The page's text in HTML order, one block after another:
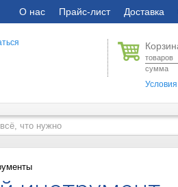
О нас Прайс-лист Доставка
товаров
сумма